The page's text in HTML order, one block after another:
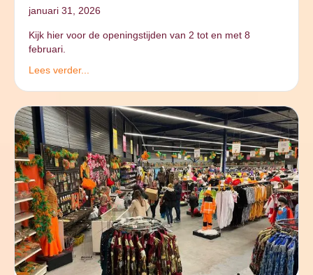
januari 31, 2026
Kijk hier voor de openingstijden van 2 tot en met 8
februari.
Lees verder...